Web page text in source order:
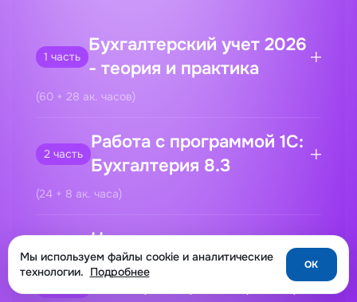
1 часть
Бухгалтерский учет 2026
- теория и практика
2 часть
Работа с программой 1С:
Бухгалтерия 8.3
Налоги и
налогообложение 2026:
Мы используем файлы cookie и аналитические
технологии. Подробнее OK